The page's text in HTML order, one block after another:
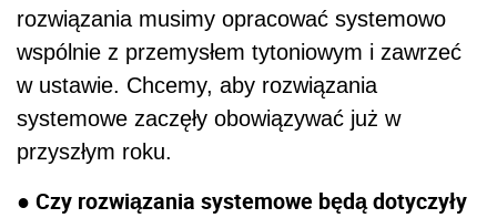
rozwiązania musimy opracować systemowo
wspólnie z przemysłem tytoniowym i zawrzeć
w ustawie. Chcemy, aby rozwiązania
systemowe zaczęły obowiązywać już w
przyszłym roku.
● Czy rozwiązania systemowe będą dotyczyły